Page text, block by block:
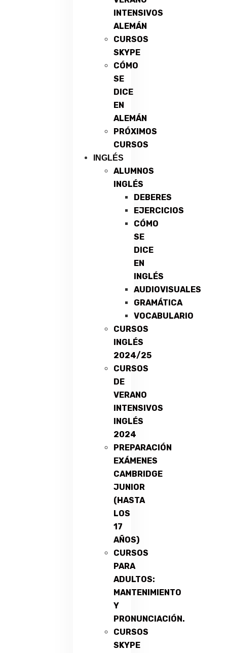
INTENSIVOS
ALEMÁN
CURSOS
SKYPE
CÓMO
SE
DICE
EN
ALEMÁN
PRÓXIMOS
CURSOS
INGLÉS
ALUMNOS
INGLÉS
DEBERES
EJERCICIOS
CÓMO
SE
DICE
EN
INGLÉS
AUDIOVISUALES
GRAMÁTICA
VOCABULARIO
CURSOS
INGLÉS
2024/25
CURSOS
DE
VERANO
INTENSIVOS
INGLÉS
2024
PREPARACIÓN
EXÁMENES
CAMBRIDGE
JUNIOR
(HASTA
LOS
17
AÑOS)
CURSOS
PARA
ADULTOS:
MANTENIMIENTO
Y
PRONUNCIACIÓN.
CURSOS
SKYPE